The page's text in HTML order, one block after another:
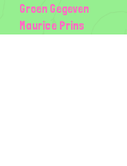
Groen Gegeven
Maurice Prins